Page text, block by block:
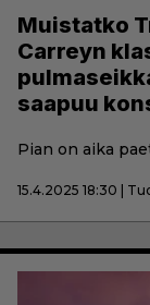
Muistatko
Carreyn
saapuu
Pian on aika
15.4.2025 18:30 |